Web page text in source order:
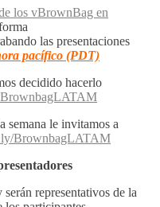
los vBrownBag en
las presentaciones
pacífico (PDT)
decidido hacerlo
semana le invitamos a
BrownbagLATAM
representativos de la